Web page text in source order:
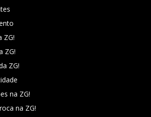
ZG!
ZG!
ZG!
na ZG!
na ZG!